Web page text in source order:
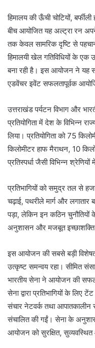
हिमालय की ऊँची चोटियों,
बीच आयोजित यह अल्ट्रा रन
तक केवल सामरिक दृष्टि से
हिमालयी खेल गतिविधियों के
बना रही है। इस आयोजन ने यह
एडवेंचर इवेंट सफलतापूर्वक
उत्तराखंड पर्यटन विभाग और
प्रतियोगिता में देश के विभिन्न
लिया। प्रतियोगिता को 75
किलोमीटर हाफ मैराथन, 10
प्रतिस्पर्धा जैसी विभिन्न
प्रतिभागियों को समुद्र तल से
चढ़ाई, पथरीले मार्ग और लगातार
पड़ा, लेकिन इन कठिन चुनौतियों
अनुशासन और मजबूत इच्छाशक्ति
इस आयोजन की सबसे बड़ी
उत्कृष्ट समन्वय रहा। सीमित
भारतीय सेना ने आयोजन की
सेना द्वारा प्रतिभागियों के लिए
संचार नेटवर्क तथा आपातकालीन
संचालित की गईं। सेना के
आयोजन को सुरक्षित, सुव्यवस्थित